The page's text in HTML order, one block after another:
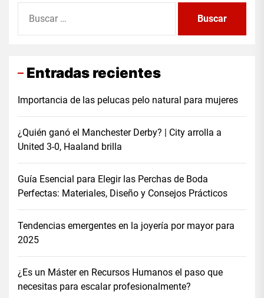
Entradas recientes
Importancia de las pelucas pelo natural para mujeres
¿Quién ganó el Manchester Derby? | City arrolla a
United 3-0, Haaland brilla
Guía Esencial para Elegir las Perchas de Boda
Perfectas: Materiales, Diseño y Consejos Prácticos
Tendencias emergentes en la joyería por mayor para
2025
¿Es un Máster en Recursos Humanos el paso que
necesitas para escalar profesionalmente?